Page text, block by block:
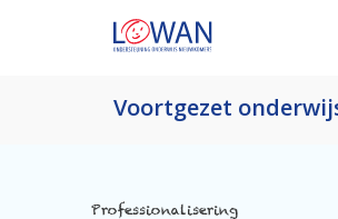
Voortgezet
Professionalisering